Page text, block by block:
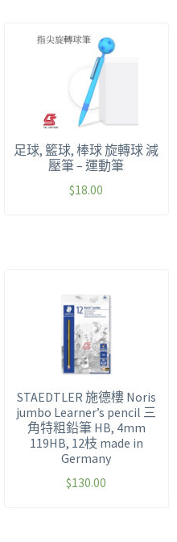
足球, 籃球, 棒球 旋轉球 減
壓筆 – 運動筆
$18.00
STAEDTLER 施德樓 Noris
jumbo Learner’s pencil 三
角特粗鉛筆 HB, 4mm
119HB, 12枝 made in
Germany
$130.00